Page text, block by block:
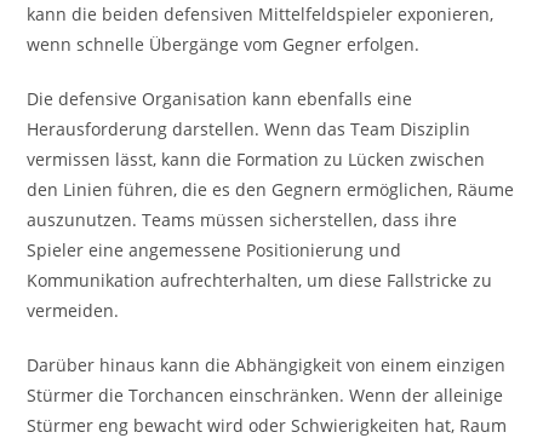
kann die beiden defensiven Mittelfeldspieler exponieren,
wenn schnelle Übergänge vom Gegner erfolgen.
Die defensive Organisation kann ebenfalls eine
Herausforderung darstellen. Wenn das Team Disziplin
vermissen lässt, kann die Formation zu Lücken zwischen
den Linien führen, die es den Gegnern ermöglichen, Räume
auszunutzen. Teams müssen sicherstellen, dass ihre
Spieler eine angemessene Positionierung und
Kommunikation aufrechterhalten, um diese Fallstricke zu
vermeiden.
Darüber hinaus kann die Abhängigkeit von einem einzigen
Stürmer die Torchancen einschränken. Wenn der alleinige
Stürmer eng bewacht wird oder Schwierigkeiten hat, Raum